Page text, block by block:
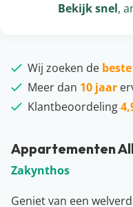
Appartementen
Zakynthos
Geniet van een
Bekijk snel,
Wij zoeken de
Meer dan 10 jaar
Klantbeoordeling